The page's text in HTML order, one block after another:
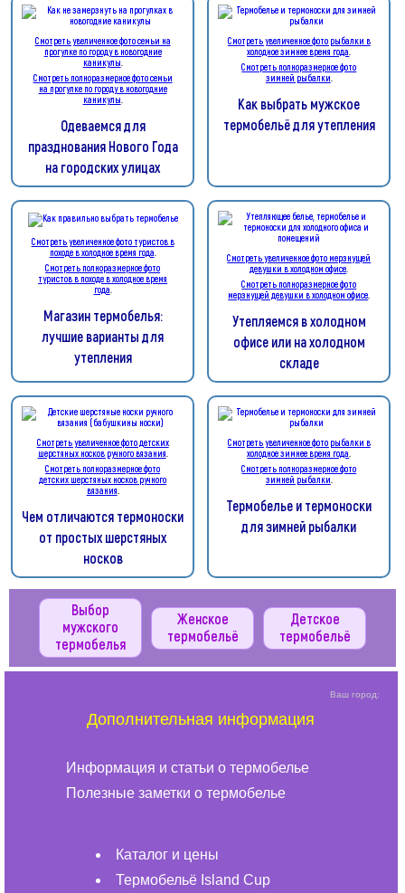
Выбор
мужского
термобелья
Женское
термобельё
Детское
термобельё
Смотреть увеличенное фото семьи на
прогулке по городу в новогодние
каникулы.
Смотреть полноразмерное фото семьи
на прогулке по городу в новогодние
каникулы.
Одеваемся для
празднования Нового Года
на городских улицах
Смотреть увеличенное фото рыбалки в
холодное зимнее время года.
Смотреть полноразмерное фото
зимней рыбалки.
Как выбрать мужское
термобельё для утепления
Смотреть увеличенное фото туристов в
походе в холодное время года.
Смотреть полноразмерное фото
туристов в походе в холодное время
года.
Магазин термобелья:
лучшие варианты для
утепления
Смотреть увеличенное фото мерзнущей
девушки в холодном офисе.
Смотреть полноразмерное фото
мерзнущей девушки в холодном офисе.
Утепляемся в холодном
офисе или на холодном
складе
Смотреть увеличенное фото детских
шерстяных носков ручного вязания.
Смотреть полноразмерное фото
детских шерстяных носков ручного
вязания.
Чем отличаются термоноски
от простых шерстяных
носков
Смотреть увеличенное фото рыбалки в
холодное зимнее время года.
Смотреть полноразмерное фото
зимней рыбалки.
Термобелье и термоноски
для зимней рыбалки
Ваш город:
Дополнительная информация
Информация и статьи о термобелье
Полезные заметки о термобелье
Каталог и цены
Термобельё Island Cup